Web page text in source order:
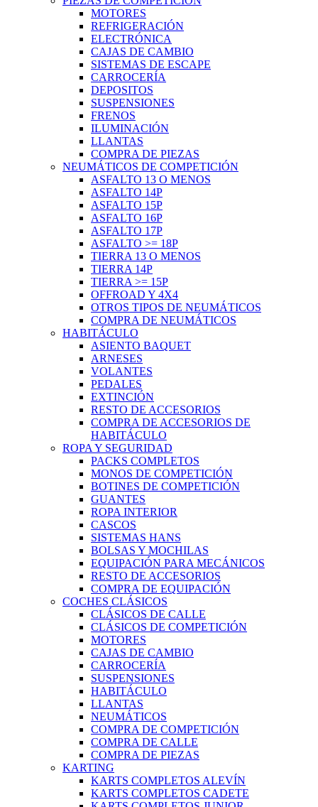
MOTORES
REFRIGERACIÓN
ELECTRÓNICA
CAJAS DE CAMBIO
SISTEMAS DE ESCAPE
CARROCERÍA
DEPOSITOS
SUSPENSIONES
FRENOS
ILUMINACIÓN
LLANTAS
COMPRA DE PIEZAS
NEUMÁTICOS DE COMPETICIÓN
ASFALTO 13 O MENOS
ASFALTO 14P
ASFALTO 15P
ASFALTO 16P
ASFALTO 17P
ASFALTO >= 18P
TIERRA 13 O MENOS
TIERRA 14P
TIERRA >= 15P
OFFROAD Y 4X4
OTROS TIPOS DE NEUMÁTICOS
COMPRA DE NEUMÁTICOS
HABITÁCULO
ASIENTO BAQUET
ARNESES
VOLANTES
PEDALES
EXTINCIÓN
RESTO DE ACCESORIOS
COMPRA DE ACCESORIOS DE
HABITÁCULO
ROPA Y SEGURIDAD
PACKS COMPLETOS
MONOS DE COMPETICIÓN
BOTINES DE COMPETICIÓN
GUANTES
ROPA INTERIOR
CASCOS
SISTEMAS HANS
BOLSAS Y MOCHILAS
EQUIPACIÓN PARA MECÁNICOS
RESTO DE ACCESORIOS
COMPRA DE EQUIPACIÓN
COCHES CLÁSICOS
CLÁSICOS DE CALLE
CLÁSICOS DE COMPETICIÓN
MOTORES
CAJAS DE CAMBIO
CARROCERÍA
SUSPENSIONES
HABITÁCULO
LLANTAS
NEUMÁTICOS
COMPRA DE COMPETICIÓN
COMPRA DE CALLE
COMPRA DE PIEZAS
KARTING
KARTS COMPLETOS ALEVÍN
KARTS COMPLETOS CADETE